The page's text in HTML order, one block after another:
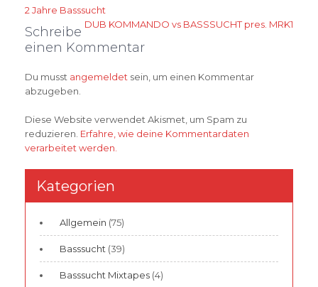
Beitragsnavigation
2 Jahre Basssucht
DUB KOMMANDO vs BASSSUCHT pres. MRK1
Schreibe
einen Kommentar
Du musst angemeldet sein, um einen Kommentar
abzugeben.
Diese Website verwendet Akismet, um Spam zu
reduzieren. Erfahre, wie deine Kommentardaten
verarbeitet werden.
Kategorien
Allgemein (75)
Basssucht (39)
Basssucht Mixtapes (4)